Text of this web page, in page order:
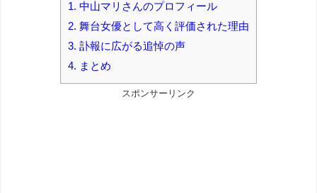
1. 中山マリさんのプロフィール
2. 舞台女優として高く評価された理由
3. 訃報に広がる追悼の声
4. まとめ
スポンサーリンク